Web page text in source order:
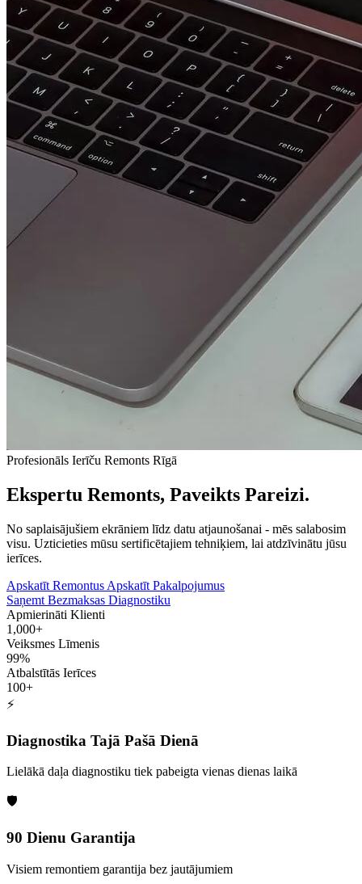
Profesionāls Ierīču Remonts Rīgā
Ekspertu Remonts, Paveikts Pareizi.
No saplaisājušiem ekrāniem līdz datu atjaunošanai - mēs salabosim
visu. Uzticieties mūsu sertificētajiem tehniķiem, lai atdzīvinātu jūsu
ierīces.
Apskatīt Remontus Apskatīt Pakalpojumus
Saņemt Bezmaksas Diagnostiku
Apmierināti Klienti
1,000+
Veiksmes Līmenis
99%
Atbalstītās Ierīces
100+
⚡
Diagnostika Tajā Pašā Dienā
Lielākā daļa diagnostiku tiek pabeigta vienas dienas laikā
🛡️
90 Dienu Garantija
Visiem remontiem garantija bez jautājumiem